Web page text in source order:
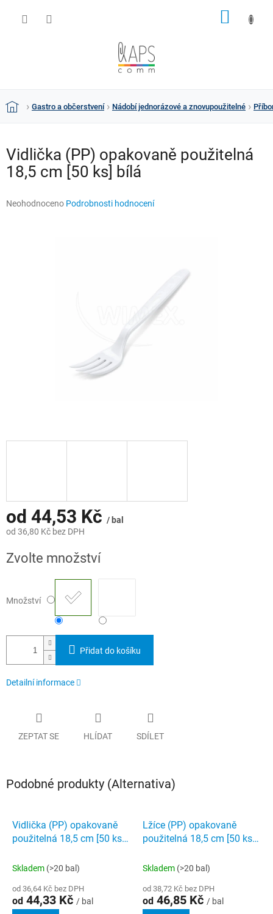
DomůGastro a občerstvení Nádobí jednorázové a znovupoužitelné
Vidlička (PP) opakovaně použitelná
18,5 cm [50 ks] bílá
Průměrné
Neohodnoceno Podrobnosti hodnocení
od 44,53 Kč / bal
od 36,80 Kč bez DPH
cena:
Zvolte množství
Množství
Přidat do košíku
Detailní informace
ZEPTAT SE HLÍDAT SDÍLET
Podobné produkty (Alternativa)
Vidlička (PP) opakovaně
použitelná 18,5 cm [50 ks]
Skladem (>20 bal)
od 36,64 Kč bez DPH
od 44,33 Kč / bal
Lžíce (PP) opakovaně
použitelná 18,5 cm [50 ks]
Skladem (>20 bal)
od 38,72 Kč bez DPH
od 46,85 Kč / bal